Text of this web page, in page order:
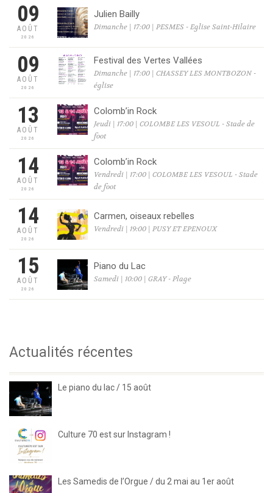
09
AOÛT
2026
Julien Bailly
Dimanche | 17:00 | PESMES - Eglise Saint-Hilaire
09
AOÛT
2026
Festival des Vertes Vallées
Dimanche | 17:00 | CHASSEY LES MONTBOZON -
église
13
AOÛT
2026
Colomb’in Rock
Jeudi | 17:00 | COLOMBE LES VESOUL - Stade de
foot
14
AOÛT
2026
Colomb’in Rock
Vendredi | 17:00 | COLOMBE LES VESOUL - Stade
de foot
14
AOÛT
2026
Carmen, oiseaux rebelles
Vendredi | 19:00 | PUSY ET EPENOUX
15
AOÛT
2026
Piano du Lac
Samedi | 10:00 | GRAY - Plage
Actualités récentes
Le piano du lac / 15 août
Culture 70 est sur Instagram !
Les Samedis de l’Orgue / du 2 mai au 1er août